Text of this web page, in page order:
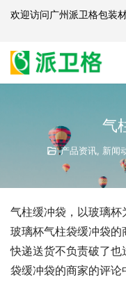
气
产品资讯, 新闻
气柱缓冲袋，以玻璃
玻璃杯气柱袋缓冲袋的
快递送货不负责破了
袋缓冲袋的商家的评
欢迎访问广州派卫格包装